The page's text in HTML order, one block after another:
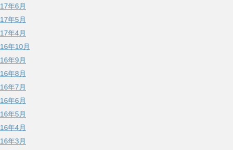
年6月
年5月
年4月
年10月
年9月
年8月
年7月
年6月
年5月
年4月
年3月